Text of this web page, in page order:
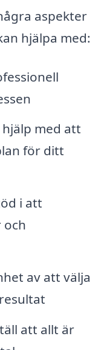
aspekter
hjälpa med:
med att
för ditt
i att
och
av att välja
att allt är